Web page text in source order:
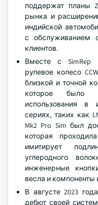
поддержат планы
рынка и
индийской
с обслуживанием
клиентов.
Вместе с SimRep
рулевое колесо
близкой и точной
которое было
использования в
сериях, таких как
Mk2 Pro Sim был
которая
имитирует
углеродного
инженерные
весла и компоненты
В августе 2023
дебют своей